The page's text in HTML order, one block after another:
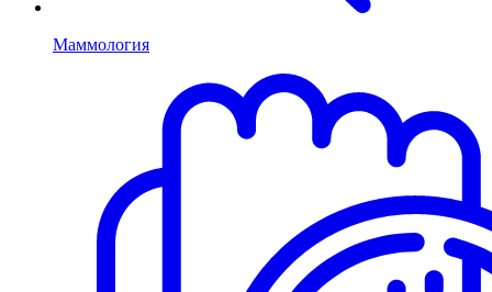
Маммология